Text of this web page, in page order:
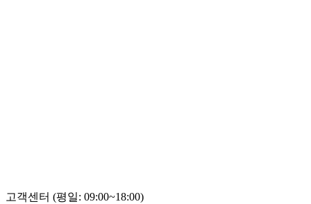
고객센터 (평일: 09:00~18:00)